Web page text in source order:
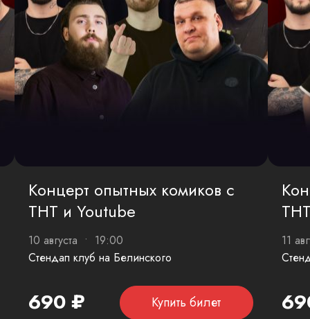
Концерт опытных комиков с
ТНТ и Youtube
10 августа • 19:00
Стендап клуб на Белинского
690 ₽ Купить билет
11